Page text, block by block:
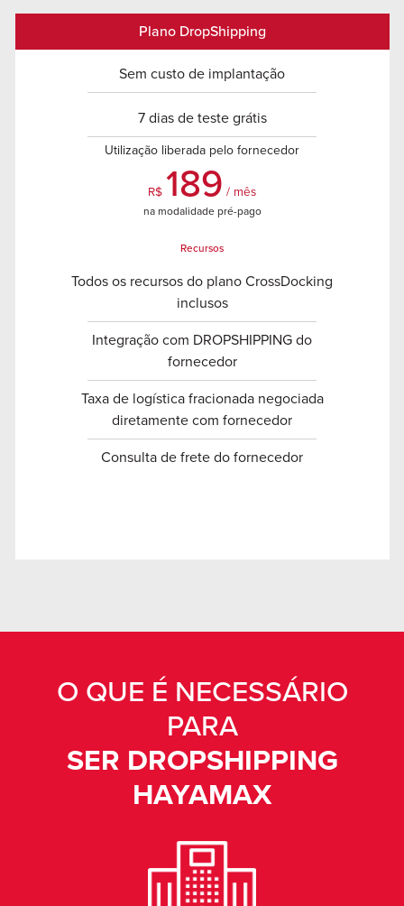
Plano DropShipping
Sem custo de implantação
7 dias de teste grátis
Utilização liberada pelo fornecedor
R$ 189 / mês
na modalidade pré-pago
Recursos
Todos os recursos do plano CrossDocking
inclusos
Integração com DROPSHIPPING do
fornecedor
Taxa de logística fracionada negociada
diretamente com fornecedor
Consulta de frete do fornecedor
O QUE É NECESSÁRIO
PARA
SER DROPSHIPPING
HAYAMAX